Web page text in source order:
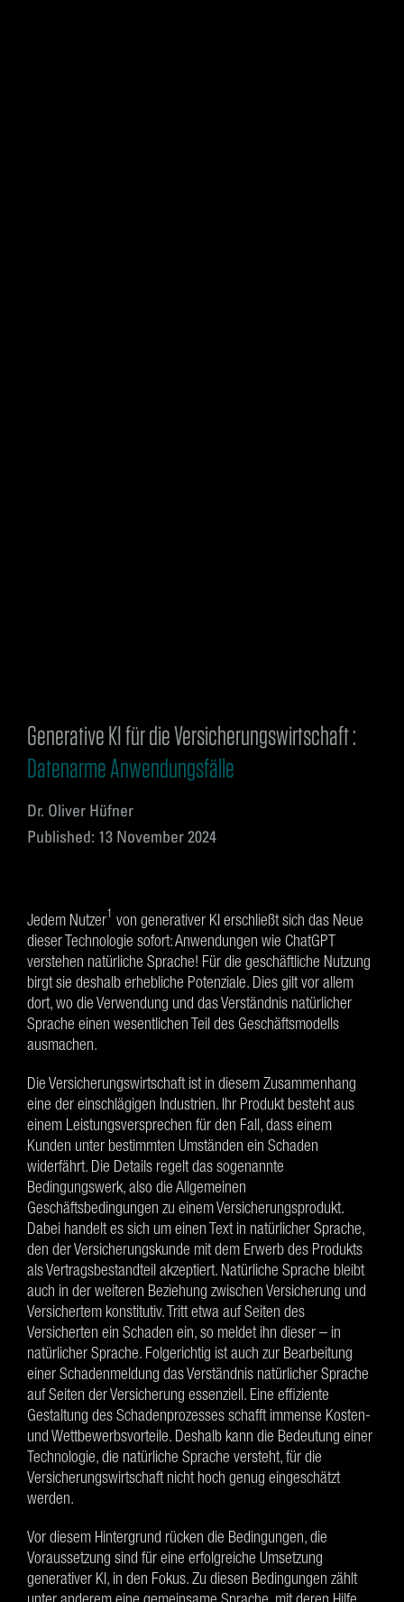
Generative KI für die Versicherungswirtschaft :
Datenarme Anwendungsfälle
Dr. Oliver Hüfner
Published: 13 November 2024
Jedem Nutzer1 von generativer KI erschließt sich das Neue
dieser Technologie sofort: Anwendungen wie ChatGPT
verstehen natürliche Sprache! Für die geschäftliche Nutzung
birgt sie deshalb erhebliche Potenziale. Dies gilt vor allem
dort, wo die Verwendung und das Verständnis natürlicher
Sprache einen wesentlichen Teil des Geschäftsmodells
ausmachen.
Die Versicherungswirtschaft ist in diesem Zusammenhang
eine der einschlägigen Industrien. Ihr Produkt besteht aus
einem Leistungsversprechen für den Fall, dass einem
Kunden unter bestimmten Umständen ein Schaden
widerfährt. Die Details regelt das sogenannte
Bedingungswerk, also die Allgemeinen
Geschäftsbedingungen zu einem Versicherungsprodukt.
Dabei handelt es sich um einen Text in natürlicher Sprache,
den der Versicherungskunde mit dem Erwerb des Produkts
als Vertragsbestandteil akzeptiert. Natürliche Sprache bleibt
auch in der weiteren Beziehung zwischen Versicherung und
Versichertem konstitutiv. Tritt etwa auf Seiten des
Versicherten ein Schaden ein, so meldet ihn dieser – in
natürlicher Sprache. Folgerichtig ist auch zur Bearbeitung
einer Schadenmeldung das Verständnis natürlicher Sprache
auf Seiten der Versicherung essenziell. Eine effiziente
Gestaltung des Schadenprozesses schafft immense Kosten-
und Wettbewerbsvorteile. Deshalb kann die Bedeutung einer
Technologie, die natürliche Sprache versteht, für die
Versicherungswirtschaft nicht hoch genug eingeschätzt
werden.
Vor diesem Hintergrund rücken die Bedingungen, die
Voraussetzung sind für eine erfolgreiche Umsetzung
generativer KI, in den Fokus. Zu diesen Bedingungen zählt